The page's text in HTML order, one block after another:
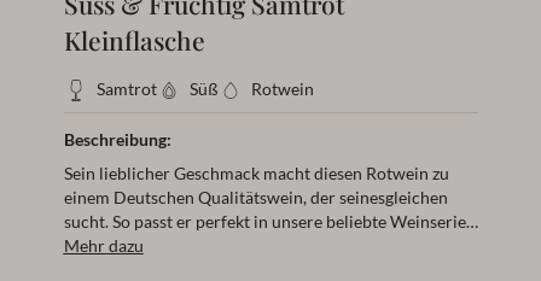
Kleinflasche
Samtrot Süß Rotwein
Beschreibung:
Sein lieblicher Geschmack macht diesen Rotwein zu
einem Deutschen Qualitätswein, der seinesgleichen
sucht. So passt er perfekt in unsere beliebte Weinserie
Süss & Fruchtig. Jetzt auch in der praktischen
Mehr dazu